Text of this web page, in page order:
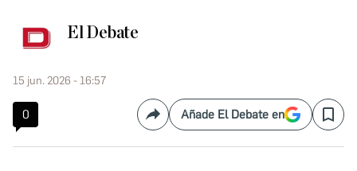
El Debate
15 jun. 2026 - 16:57
0 CompartirAñade El Debate en Save